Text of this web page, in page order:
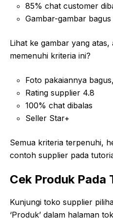
85% chat customer
Gambar-gambar
Lihat ke gambar yang
memenuhi kriteria ini?
Foto pakaiannya
Rating supplier 4.8
100% chat dibalas
Seller Star+
Semua kriteria terpenuhi,
contoh supplier pada
Cek Produk Pada
Kunjungi toko supplier
‘Produk’ dalam halaman